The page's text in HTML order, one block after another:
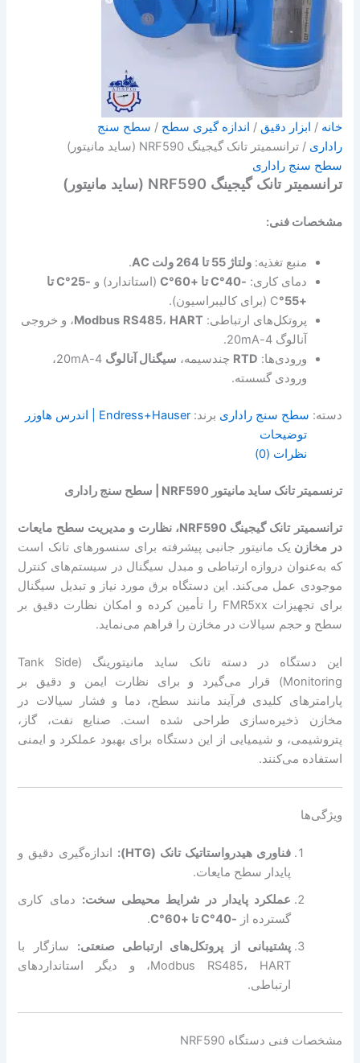
خانه / ابزار دقیق / اندازه گیری سطح / سطح سنج
راداری / ترانسمیتر تانک گیجینگ NRF590 (ساید مانیتور)
سطح سنج راداری
ترانسمیتر تانک گیجینگ NRF590 (ساید مانیتور)
مشخصات فنی:
منبع تغذیه:ولتاژ 55 تا 264 ولت AC
.
دمای کاری: -40°C تا +60°C (استاندارد) و
-25°C تا
+55°
C (برای کالیبراسیون).
پروتکل‌های ارتباطی:
Modbus RS485، HART
، و خروجی
آنالوگ 4-20mA.
ورودی‌ها: RTD چندسیمه، سیگنال آنالوگ
4-20mA،
ورودی گسسته.
دسته: سطح سنج راداری برند:Endress+Hauser | اندرس هاوزر
توضیحات
نظرات (0)
ترنسمیتر تانک ساید مانیتور NRF590 | سطح سنج راداری
ترانسمیتر تانک گیجینگ NRF590،
نظارت و مدیریت سطح مایعات
در مخازن یک مانیتور جانبی پیشرفته برای سنسورهای تانک است
که به‌عنوان دروازه ارتباطی و مبدل سیگنال در سیستم‌های کنترل
موجودی عمل می‌کند. این دستگاه برق مورد نیاز و تبدیل سیگنال
برای تجهیزات FMR5xx را تأمین کرده و امکان نظارت دقیق بر
سطح و حجم سیالات در مخازن را فراهم می‌نماید.
این دستگاه در دسته تانک ساید مانیتورینگ (Tank Side
Monitoring) قرار می‌گیرد و برای نظارت ایمن و دقیق بر
پارامترهای کلیدی فرآیند مانند سطح، دما و فشار سیالات در
مخازن ذخیره‌سازی طراحی شده است. صنایع نفت، گاز،
پتروشیمی، و شیمیایی از این دستگاه برای بهبود عملکرد و ایمنی
استفاده می‌کنند.
ویژگی‌ها
فناوری هیدرواستاتیک تانک (HTG):
اندازه‌گیری دقیق و
پایدار سطح مایعات.
عملکرد پایدار در شرایط محیطی سخت: دمای کاری
گسترده از -40°C تا +60°C
.
پشتیبانی از پروتکل‌های ارتباطی صنعتی: سازگار با
Modbus RS485، HART، و دیگر استانداردهای
ارتباطی.
مشخصات فنی دستگاه NRF590